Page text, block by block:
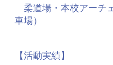
柔道場・本校アーチ
車場）
【活動実績】